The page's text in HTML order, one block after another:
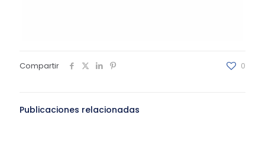
Compartir 0
Publicaciones relacionadas